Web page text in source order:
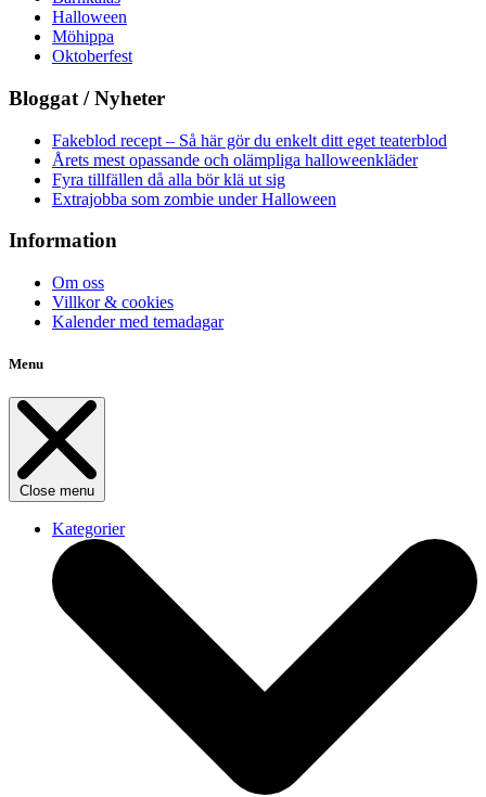
Halloween
Möhippa
Oktoberfest
Bloggat / Nyheter
Fakeblod recept – Så här gör du enkelt ditt eget teaterblod
Årets mest opassande och olämpliga halloweenkläder
Fyra tillfällen då alla bör klä ut sig
Extrajobba som zombie under Halloween
Information
Om oss
Villkor & cookies
Kalender med temadagar
Menu
Close menu
Kategorier